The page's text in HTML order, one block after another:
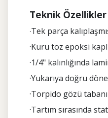
Teknik Özellikler
·Tek parça
·Kuru toz epoksi
·1/4" kalınlığında
·Yukarıya doğru
·Torpido gözü
·Tartım sırasında